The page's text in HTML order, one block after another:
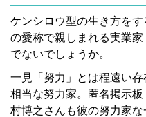
ケンシロウ型の生き方を
の愛称で親しまれる実業
でないでしょうか。
一見「努力」とは程遠い
相当な努力家。匿名掲示
村博之さんも彼の努力家